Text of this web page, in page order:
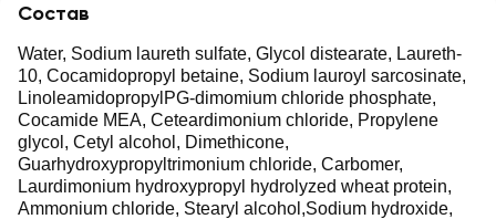
Состав
Water, Sodium laureth sulfate, Glycol distearate, Laureth-
10, Cocamidopropyl betaine, Sodium lauroyl sarcosinate,
LinoleamidopropylPG-dimomium chloride phosphate,
Cocamide MEA, Ceteardimonium chloride, Propylene
glycol, Cetyl alcohol, Dimethicone,
Guarhydroxypropyltrimonium chloride, Carbomer,
Laurdimonium hydroxypropyl hydrolyzed wheat protein,
Ammonium chloride, Stearyl alcohol,Sodium hydroxide,